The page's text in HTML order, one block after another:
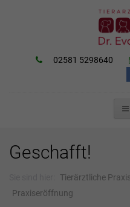
02581 5298640
SPRINGEN
Geschafft!
Tierärztliche
Praxiseröffnung